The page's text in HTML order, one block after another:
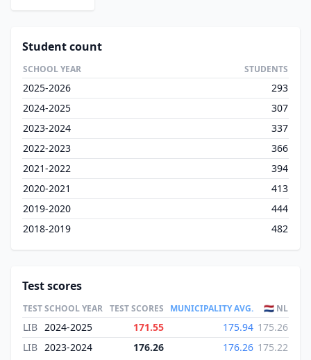
Student count
SCHOOL YEAR STUDENTS
2025-2026
293
2024-2025
307
2023-2024
337
2022-2023
366
2021-2022
394
2020-2021
413
2019-2020
444
2018-2019
482
Test scores
TESTSCHOOL YEAR TEST SCORES MUNICIPALITY AVG. 🇳🇱 NL
LIB 2024-2025 171.55 175.94 175.26
LIB 2023-2024 176.26 176.26 175.22